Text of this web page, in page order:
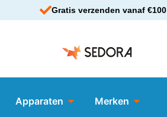
Gratis verzenden vanaf €100
Apparaten Merken